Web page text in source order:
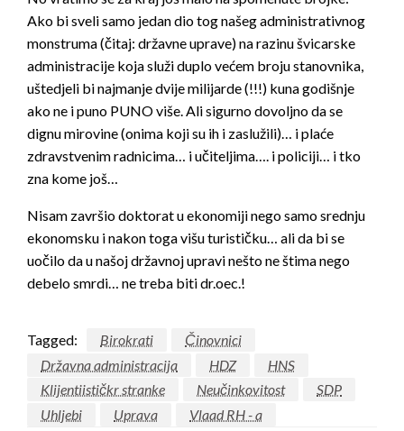
Ako bi sveli samo jedan dio tog našeg administrativnog
monstruma (čitaj: državne uprave) na razinu švicarske
administracije koja služi duplo većem broju stanovnika,
uštedjeli bi najmanje dvije milijarde (!!!) kuna godišnje
ako ne i puno PUNO više. Ali sigurno dovoljno da se
dignu mirovine (onima koji su ih i zaslužili)… i plaće
zdravstvenim radnicima… i učiteljima…. i policiji… i tko
zna kome još…
Nisam završio doktorat u ekonomiji nego samo srednju
ekonomsku i nakon toga višu turističku… ali da bi se
uočilo da u našoj državnoj upravi nešto ne štima nego
debelo smrdi… ne treba biti dr.oec.!
Tagged: Birokrati
Činovnici
Državna administracija
HDZ
HNS
Klijentiističkr stranke
Neučinkovitost
SDP
Uhljebi
Uprava Vlaad RH - a